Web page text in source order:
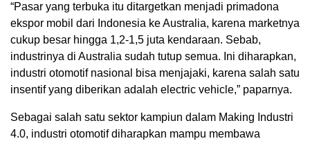
“Pasar yang terbuka itu ditargetkan menjadi primadona
ekspor mobil dari Indonesia ke Australia, karena marketnya
cukup besar hingga 1,2-1,5 juta kendaraan. Sebab,
industrinya di Australia sudah tutup semua. Ini diharapkan,
industri otomotif nasional bisa menjajaki, karena salah satu
insentif yang diberikan adalah electric vehicle,” paparnya.
Sebagai salah satu sektor kampiun dalam Making Industri
4.0, industri otomotif diharapkan mampu membawa